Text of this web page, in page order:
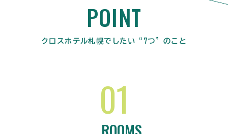
POINT
クロスホテル札幌でしたい“7つ”のこと
01
ROOMS